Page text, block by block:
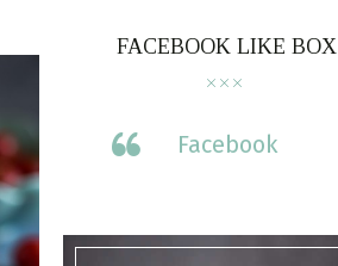
FACEBOOK LIKE BOX
Facebook